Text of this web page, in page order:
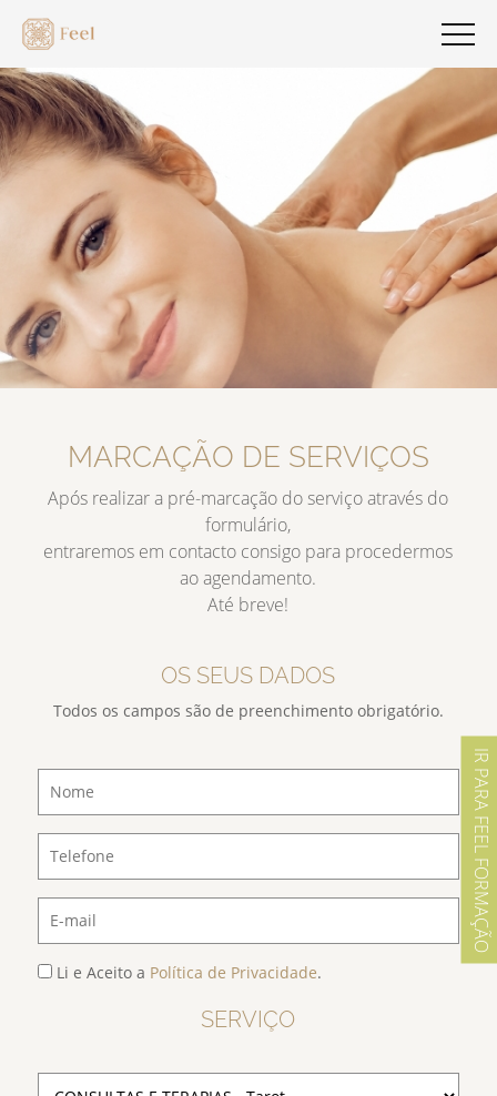
IR PARA FEEL FORMAÇÃO
MARCAÇÃO DE SERVIÇOS
Após realizar a pré-marcação do serviço através do
formulário,
entraremos em contacto consigo para procedermos
ao agendamento.
Até breve!
OS SEUS DADOS
Todos os campos são de preenchimento obrigatório.
Li e Aceito a Política de Privacidade.
SERVIÇO